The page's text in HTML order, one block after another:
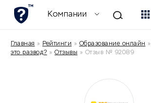
Компании
Главная » Рейтинги » Образование онлайн »
это развод? » Отзывы » Отзыв № 92089